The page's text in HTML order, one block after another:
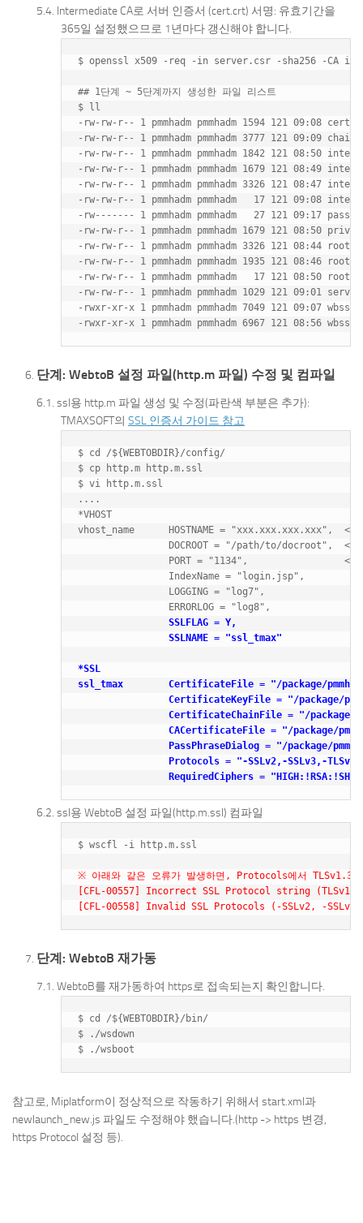
Intermediate CA로 서버 인증서 (cert.crt) 서명: 유효기간을
365일 설정했으므로 1년마다 갱신해야 합니다.
$ openssl x509 -req -in server.csr -sha256 -CA
## 1단계 ~ 5단계까지 생성한 파일 리스트
$ ll
-rw-rw-r-- 1 pmmhadm pmmhadm 1594 121 09:08
-rw-rw-r-- 1 pmmhadm pmmhadm 3777 121 09:09
-rw-rw-r-- 1 pmmhadm pmmhadm 1842 121 08:50
-rw-rw-r-- 1 pmmhadm pmmhadm 1679 121 08:49
-rw-rw-r-- 1 pmmhadm pmmhadm 3326 121 08:47
-rw-rw-r-- 1 pmmhadm pmmhadm   17 121 09:08
-rw------- 1 pmmhadm pmmhadm   27 121 09:17 passwd
-rw-rw-r-- 1 pmmhadm pmmhadm 1679 121 08:50
-rw-rw-r-- 1 pmmhadm pmmhadm 3326 121 08:44
-rw-rw-r-- 1 pmmhadm pmmhadm 1935 121 08:46
-rw-rw-r-- 1 pmmhadm pmmhadm   17 121 08:50
-rw-rw-r-- 1 pmmhadm pmmhadm 1029 121 09:01
-rwxr-xr-x 1 pmmhadm pmmhadm 7049 121 09:07
단계: WebtoB 설정 파일(http.m 파일) 수정 및 컴파일
ssl용 http.m 파일 생성 및 수정(파란색 부분은 추가):
TMAXSOFT의 SSL 인증서 가이드 참고
$ cd /${WEBTOBDIR}/config/
$ cp http.m http.m.ssl
$ vi http.m.ssl
....
*VHOST
vhost_name      HOSTNAME = "xxx.xxx.xxx.xxx",  <-
DOCROOT = "/path/to/docroot",  <-
PORT = "1134",                 <-
                IndexName = "login.jsp",
                LOGGING = "log7",
                ERRORLOG = "log8",
SSLFLAG = Y,
                SSLNAME = "ssl_tmax"
*SSL
ssl_tmax        CertificateFile = "/package/
CertificateKeyFile = "/package/
CertificateChainFile = "/package/
CACertificateFile = "/package/
PassPhraseDialog = "/package/
Protocols = "-SSLv2,-SSLv3,-
RequiredCiphers =
ssl용 WebtoB 설정 파일(http.m.ssl) 컴파일
$ wscfl -i http.m.ssl
※ 아래와 같은 오류가 발생하면, Protocols에서 TLSv1.3
[CFL-00557] Incorrect SSL Protocol string
[CFL-00558] Invalid SSL Protocols (-SSLv2, -
단계: WebtoB 재가동
WebtoB를 재가동하여 https로 접속되는지 확인합니다.
$ cd /${WEBTOBDIR}/bin/
$ ./wsdown
참고로, Miplatform이 정상적으로 작동하기 위해서 start.xml과
newlaunch_new.js 파일도 수정해야 했습니다.(http -> https 변경,
https Protocol 설정 등).